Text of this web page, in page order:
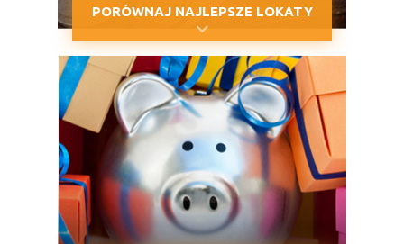
PORÓWNAJ NAJLEPSZE LOKATY